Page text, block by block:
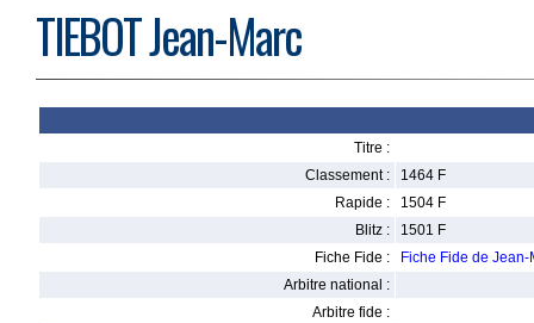
TIEBOT Jean-Marc
Titre :
Classement :
1464 F
Rapide :
1504 F
Blitz :
1501 F
Fiche Fide :
Fiche Fide de Jean-
Arbitre national :
Arbitre fide :